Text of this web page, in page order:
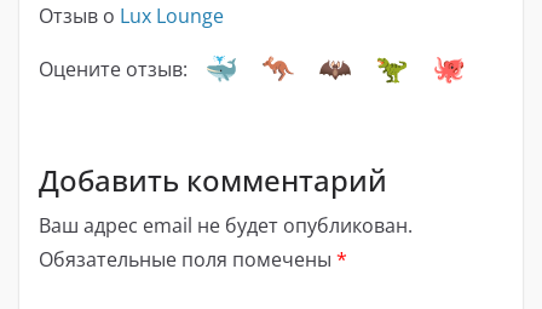
Отзыв о Lux Lounge
Оцените отзыв:
Добавить комментарий
Ваш адрес email не будет опубликован.
Обязательные поля помечены *